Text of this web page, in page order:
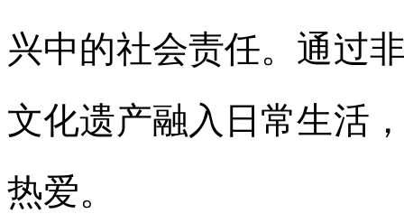
兴中的社会责任。通过
文化遗产融入日常生活
热爱。